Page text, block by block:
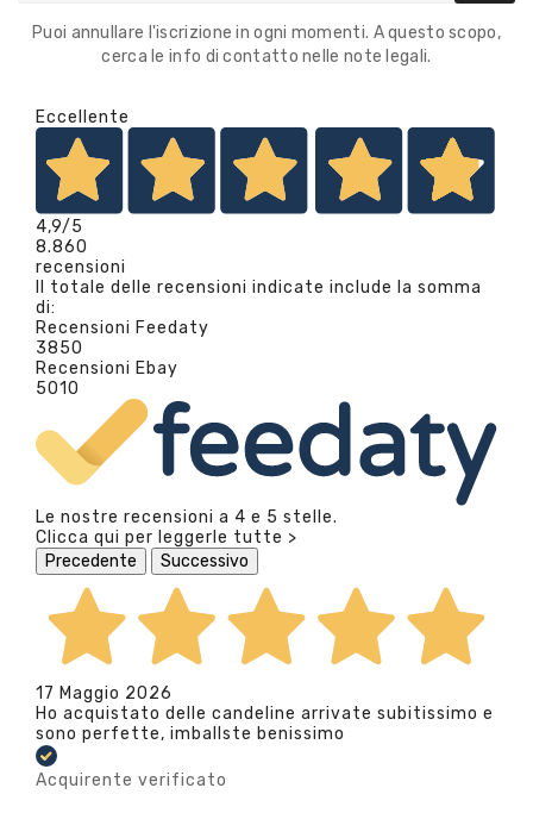
Puoi annullare l'iscrizione in ogni momenti. A questo scopo,
cerca le info di contatto nelle note legali.
Eccellente
4,9/5
8.860
recensioni
Il totale delle recensioni indicate include la somma
di:
Recensioni Feedaty
3850
Recensioni Ebay
5010
Le nostre recensioni a 4 e 5 stelle.
Clicca qui per leggerle tutte >
Precedente
Successivo
17 Maggio 2026
Ho acquistato delle candeline arrivate subitissimo e
sono perfette, imballste benissimo
Acquirente verificato